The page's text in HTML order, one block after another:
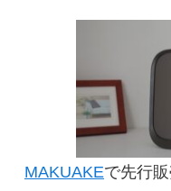
MAKUAKEで先行